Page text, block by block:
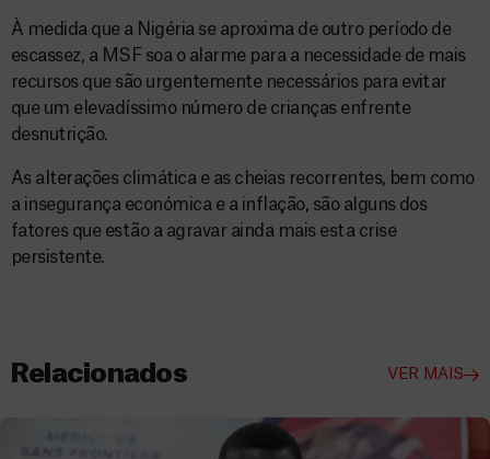
À medida que a Nigéria se aproxima de outro período de
escassez, a MSF soa o alarme para a necessidade de mais
recursos que são urgentemente necessários para evitar
que um elevadíssimo número de crianças enfrente
desnutrição.
As alterações climática e as cheias recorrentes, bem como
a insegurança económica e a inflação, são alguns dos
fatores que estão a agravar ainda mais esta crise
persistente.
Relacionados VER MAIS